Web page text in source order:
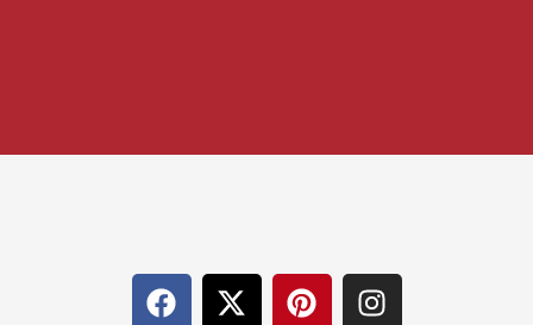
F
a
X
-
P
i
I
n